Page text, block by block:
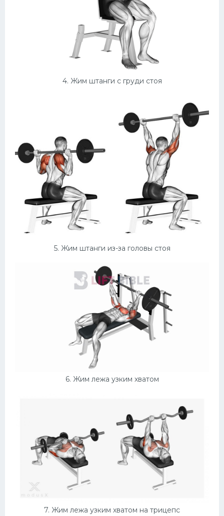
4. Жим штанги с груди стоя
5. Жим штанги из-за головы стоя
6. Жим лежа узким хватом
7. Жим лежа узким хватом на трицепс